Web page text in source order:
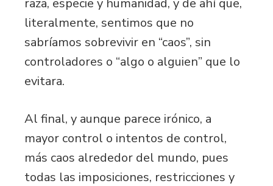
raza, especie y humanidad, y de ahí que,
literalmente, sentimos que no
sabríamos sobrevivir en “caos”, sin
controladores o “algo o alguien” que lo
evitara.
Al final, y aunque parece irónico, a
mayor control o intentos de control,
más caos alrededor del mundo, pues
todas las imposiciones, restricciones y